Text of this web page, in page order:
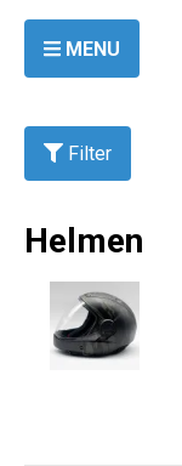
MENU
Filter
Helmen